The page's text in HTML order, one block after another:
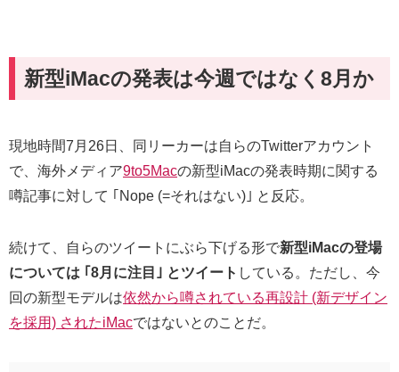
新型iMacの発表は今週ではなく8月か
現地時間7月26日、同リーカーは自らのTwitterアカウント
で、海外メディア9to5Macの新型iMacの発表時期に関する
噂記事に対して ｢Nope (=それはない)｣ と反応。
続けて、自らのツイートにぶら下げる形で新型iMacの登場
については ｢8月に注目｣ とツイート している。ただし、今
回の新型モデルは依然から噂されている再設計 (新デザイン
を採用) されたiMacではないとのことだ。